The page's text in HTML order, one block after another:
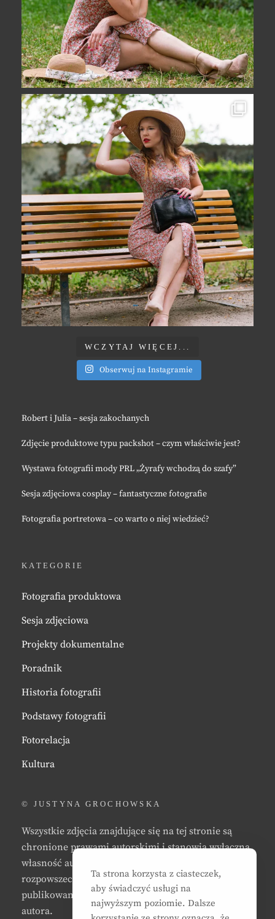
WCZYTAJ WIĘCEJ...
Obserwuj na Instagramie
Robert i Julia – sesja zakochanych
Zdjęcie produktowe typu packshot – czym właściwie jest?
Wystawa fotografii mody PRL „Żyrafy wchodzą do szafy”
Sesja zdjęciowa cosplay – fantastyczne fotografie
Fotografia portretowa – co warto o niej wiedzieć?
KATEGORIE
Fotografia produktowa
Sesja zdjęciowa
Projekty dokumentalne
Poradnik
Historia fotografii
Podstawy fotografii
Fotorelacja
Kultura
© JUSTYNA GROCHOWSKA
Wszystkie zdjęcia znajdujące się na tej stronie są
chronione prawami autorskimi i stanowią wyłączną
własność autora strony. Zabrania się kopiowania,
rozpowszechniania, reprodukowania,
publikowania, i/lub modyfikowania zdjęć bez zgody
autora.
Ta strona korzysta z ciasteczek,
aby świadczyć usługi na
najwyższym poziomie. Dalsze